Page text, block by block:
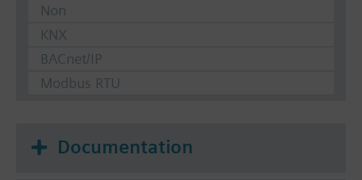
Non
KNX
BACnet/IP
Modbus RTU
Documentation